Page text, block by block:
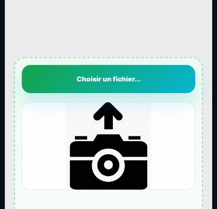
Choisir un fichier...